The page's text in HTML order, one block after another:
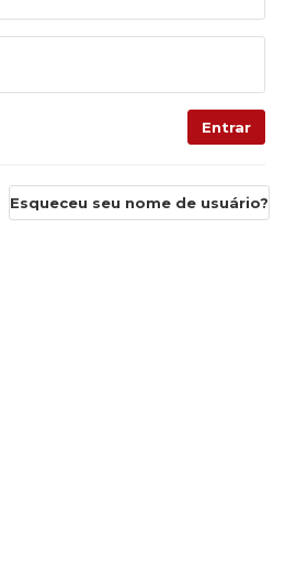
Entrar
Esqueceu seu nome de usuário?